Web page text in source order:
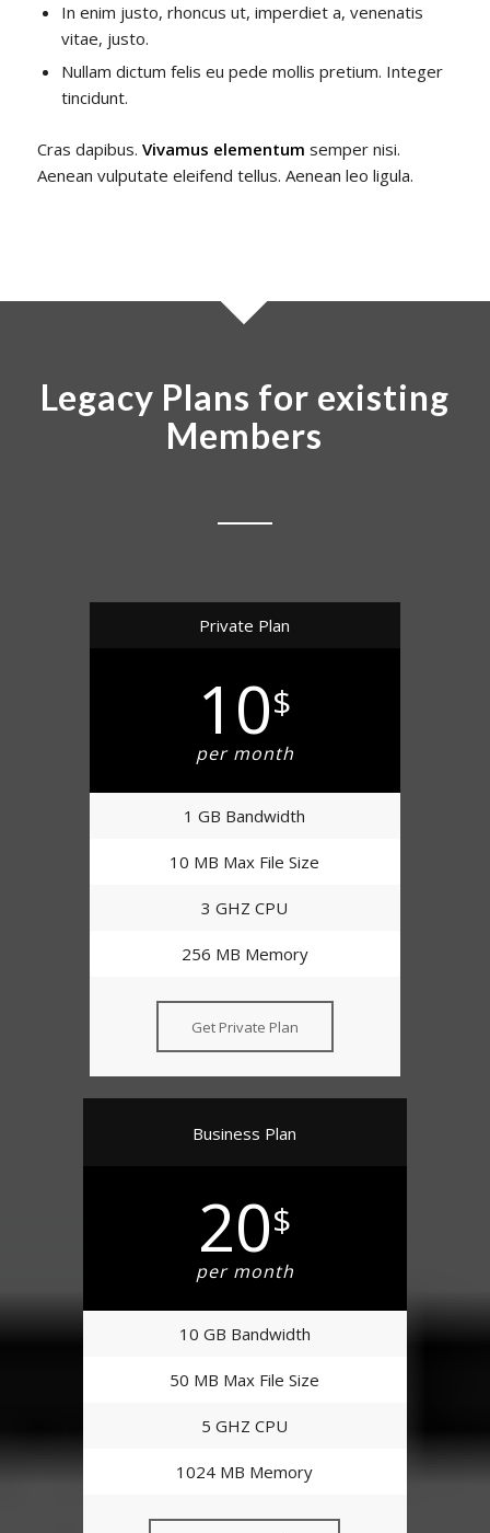
In enim justo, rhoncus ut, imperdiet a, venenatis
vitae, justo.
Nullam dictum felis eu pede mollis pretium. Integer
tincidunt.
Cras dapibus. Vivamus elementum semper nisi.
Aenean vulputate eleifend tellus. Aenean leo ligula.
Legacy Plans for existing
Members
Private Plan
10$
per month
1 GB Bandwidth
10 MB Max File Size
3 GHZ CPU
256 MB Memory
Get Private Plan
Business Plan
20$
per month
10 GB Bandwidth
50 MB Max File Size
5 GHZ CPU
1024 MB Memory